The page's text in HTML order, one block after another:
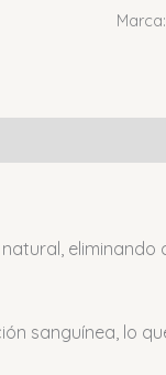
Marca:
sanguínea, lo